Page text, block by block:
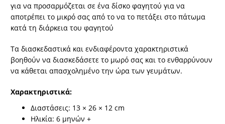
για να προσαρμόζεται σε ένα δίσκο φαγητού για να
αποτρέπει το μικρό σας από το να το πετάξει στο πάτωμα
κατά τη διάρκεια του φαγητού
Τα διασκεδαστικά και ενδιαφέροντα χαρακτηριστικά
βοηθούν να διασκεδάσετε το μωρό σας και το ενθαρρύνουν
να κάθεται απασχολημένο την ώρα των γευμάτων.
Χαρακτηριστικά:
Διαστάσεις: 13 × 26 × 12 cm
Ηλικία: 6 μηνών +